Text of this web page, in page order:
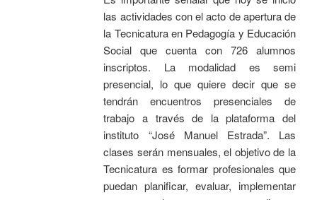
las actividades con el acto de apertura de
la Tecnicatura en Pedagogía y Educación
Social que cuenta con 726 alumnos
inscriptos. La modalidad es semi
presencial, lo que quiere decir que se
tendrán encuentros presenciales de
trabajo a través de la plataforma del
instituto “José Manuel Estrada”. Las
clases serán mensuales, el objetivo de la
Tecnicatura es formar profesionales que
puedan planificar, evaluar, implementar